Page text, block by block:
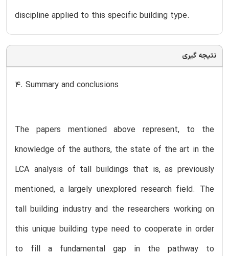
discipline applied to this specific building type.
نتیجه گیری
4. Summary and conclusions
The papers mentioned above represent, to the
knowledge of the authors, the state of the art in the
LCA analysis of tall buildings that is, as previously
mentioned, a largely unexplored research field. The
tall building industry and the researchers working on
this unique building type need to cooperate in order
to fill a fundamental gap in the pathway to